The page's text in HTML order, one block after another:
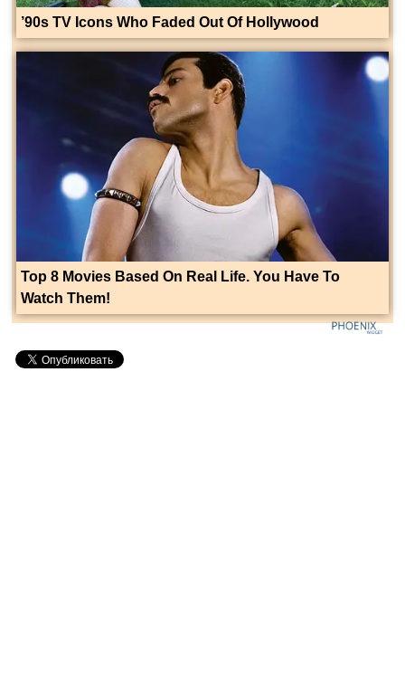
’90s TV Icons Who Faded Out Of Hollywood
Top 8 Movies Based On Real Life. You Have To
Watch Them!